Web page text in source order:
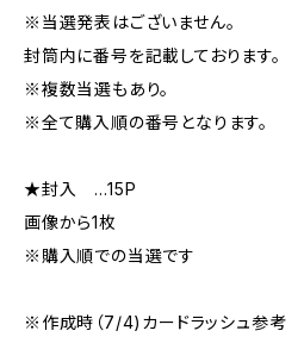
※当選発表はございません。
封筒内に番号を記載しております。
※複数当選もあり。
※全て購入順の番号となります。
★封入 …15P
画像から1枚
※購入順での当選です
※作成時（7/4)カードラッシュ参考